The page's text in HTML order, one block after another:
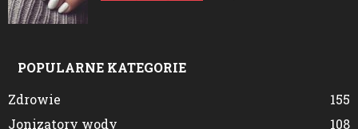
POPULARNE KATEGORIE
Zdrowie
155
Jonizatory wody
108